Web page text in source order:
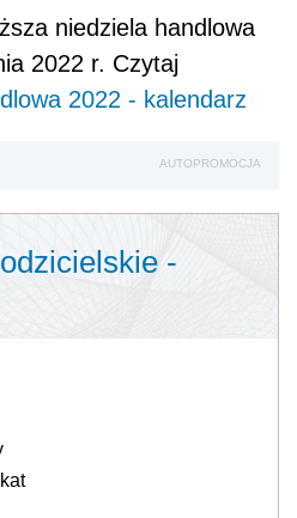
niedziela handlowa
2022 r. Czytaj
2022 - kalendarz
AUTOPROMOCJA
-